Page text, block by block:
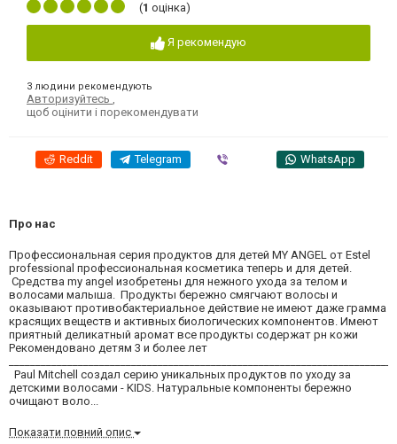
(1 оцінка)
Я рекомендую
3 людини рекомендують
Авторизуйтесь
щоб оцінити і порекомендувати
Reddit Telegram WhatsApp
Про нас
Профессиональная серия продуктов для детей MY ANGEL от Estel
professional профессиональная косметика теперь и для детей.
Cредства my angel изобретены для нежного ухода за телом и
волосами малыша. Продукты бережно смягчают волосы и
оказывают противобактериальное действие не имеют даже грамма
красящих веществ и активных биологических компонентов. Имеют
приятный деликатный аромат все продукты содержат рн кожи
Рекомендовано детям 3 и более лет
Paul Mitchell создал серию уникальных продуктов по уходу за
детскими волосами - KIDS. Натуральные компоненты бережно
очищают воло...
Показати повний опис